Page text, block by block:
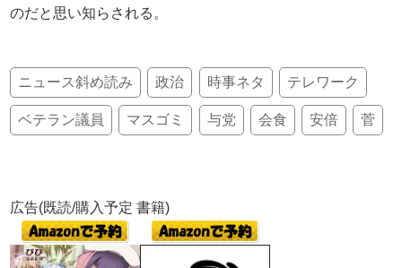
のだと思い知らされる。
ニュース斜め読み 政治 時事ネタ テレワーク
ベテラン議員 マスゴミ 与党 会食 安倍 菅
広告(既読/購入予定 書籍)